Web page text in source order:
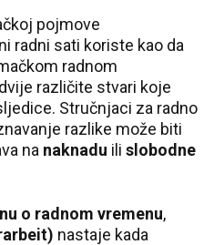
pojmove
radni sati koriste kao da
radnom
različite stvari koje
Stručnjaci za radno
razlike može biti
na naknadu ili slobodne
o radnom vremenu,
nastaje kada